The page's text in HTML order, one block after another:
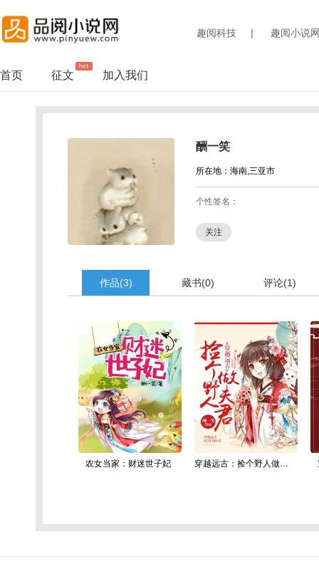
趣阅科技 | 趣阅小说
首页 征文 加入我们
酬一笑
所在地：海南,三亚市
个性签名：
关注
作品(3) 藏书(0) 评论(1)
农女当家：财迷世子妃 穿越远古：捡个野人做夫君